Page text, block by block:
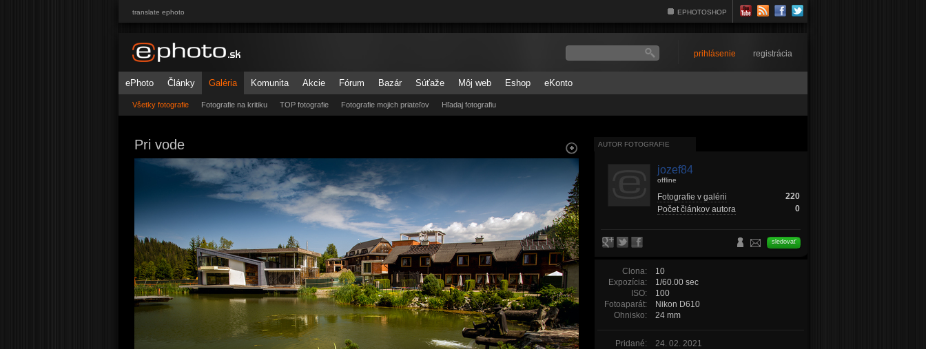
translate ephoto EPHOTOSHOP
prihlásenie registrácia
ePhoto Články Galéria
Všetky fotografie Fotografie na kritiku TOP fotografie Fotografie mojich priateľov Hľadaj fotografiu
Komunita Akcie Fórum Bazár Súťaže Môj web Eshop eKonto
Pri vode AUTOR FOTOGRAFIE
jozef84
offline
Fotografie v galérii
220
Počet článkov autora
0
sledovať
Clona:
10
Expozícia:
1/60.00 sec
ISO:
100
Fotoaparát:
Nikon D610
Ohnisko:
24 mm
Pridané:
24. 02. 2021